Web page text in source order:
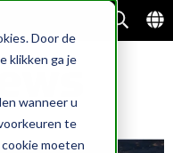
Door de
klikken ga je
wanneer u
te
moeten